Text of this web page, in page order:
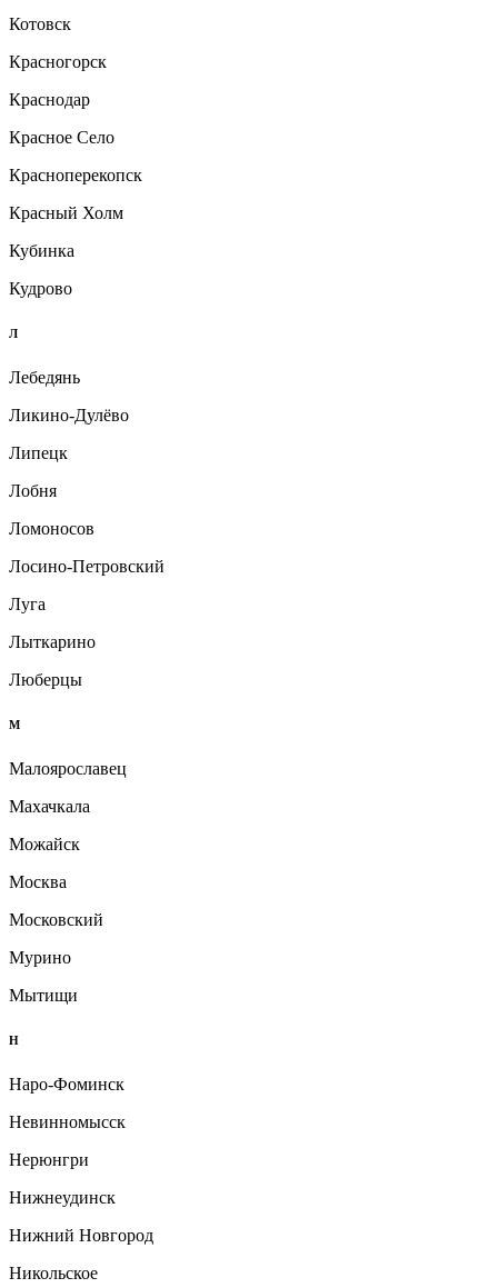
Котовск
Красногорск
Краснодар
Красное Село
Красноперекопск
Красный Холм
Кубинка
Кудрово
Л
Лебедянь
Ликино-Дулёво
Липецк
Лобня
Ломоносов
Лосино-Петровский
Луга
Лыткарино
Люберцы
М
Малоярославец
Махачкала
Можайск
Москва
Московский
Мурино
Мытищи
Н
Наро-Фоминск
Невинномысск
Нерюнгри
Нижнеудинск
Нижний Новгород
Никольское